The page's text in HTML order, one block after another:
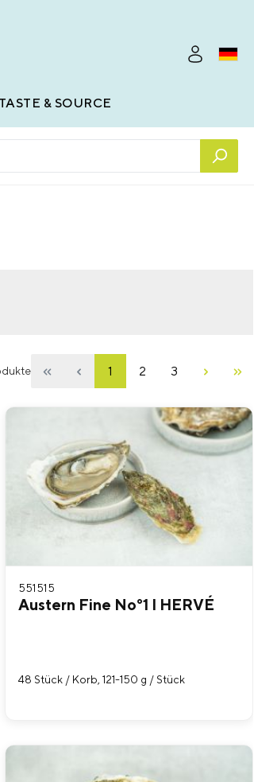
TASTE & SOURCE
1 2 3
551515
Austern Fine No°1 I HERVÉ
48 Stück / Korb, 121-150 g / Stück